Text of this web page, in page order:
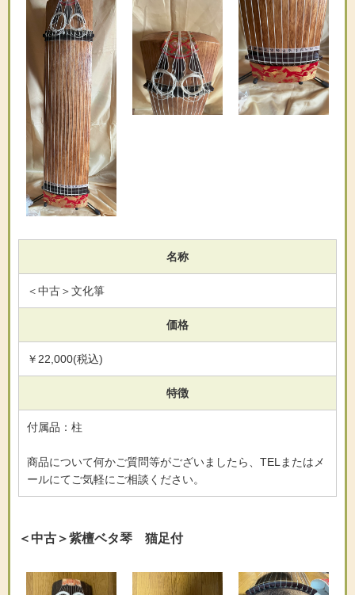
名称
＜中古＞文化箏
価格
￥22,000(税込)
特徴
付属品：柱
商品について何かご質問等がございましたら、TELまたはメ
ールにてご気軽にご相談ください。
＜中古＞紫檀ベタ琴 猫足付